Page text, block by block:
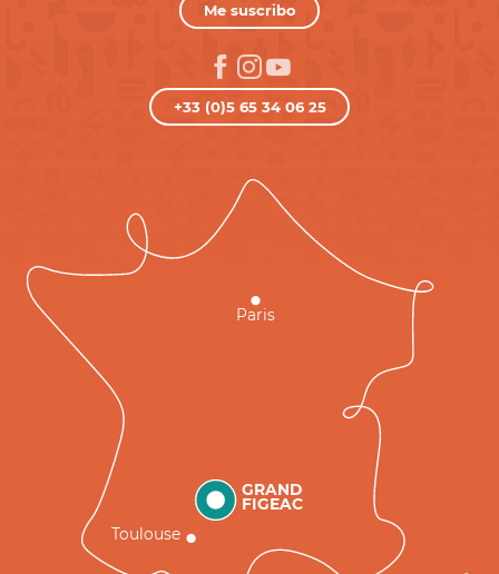
Me suscribo
+33 (0)5 65 34 06 25
GRAND
FIGEAC
Toulouse
Paris